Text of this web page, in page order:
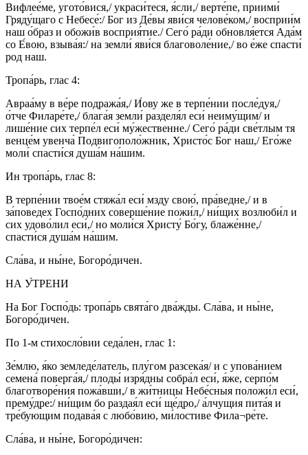
Вифлее́ме, угото́вися,/ украси́теся, я́сли,/ верте́пе, приими́
Гряду́щаго с Небесе́:/ Бог из Де́вы яви́ся челове́ком,/ восприи́м
наш о́браз и обожи́в восприя́тие./ Сего́ ра́ди обновля́ется Ада́м
со Е́вою, взыва́я:/ на земли́ яви́ся благоволе́ние,/ во е́же спасти́
род наш.
Тропа́рь, глас 4:
Авраа́му в ве́ре подража́я,/ И́ову же в терпе́нии после́дуя,/
о́тче Филаре́те,/ блага́я земли́ разделя́л еси́ неиму́щим/ и
лише́ние сих терпе́л еси́ му́жественне./ Сего́ ра́ди све́тлым тя
венце́м увенча́ Подвигополо́жник, Христо́с Бог наш,/ Его́же
моли́ спасти́ся душа́м на́шим.
Ин тропа́рь, глас 8:
В терпе́нии твое́м стяжа́л еси́ мзду свою́, пра́ведне,/ и в
за́поведех Госпо́дних соверше́ние пожи́л,/ ни́щих возлюби́л и
сих удово́лил еси́,/ но моли́ся Христу́ Бо́гу, блаже́нне,/
спасти́ся душа́м на́шим.
Сла́ва, и ны́не, Богоро́дичен.
НА У́ТРЕНИ
На Бог Госпо́дь: тропа́рь свята́го два́жды. Сла́ва, и ны́не,
Богоро́дичен.
По 1-м стихосло́вии седа́лен, глас 1:
Зе́млю, я́ко земледе́латель, плу́гом разсека́я/ и с упова́нием
семена́ поверга́я,/ плоды́ изря́дны собра́л еси́, я́же, серпо́м
благотворе́ния пожа́вши,/ в жи́тницы Небе́сныя положи́л еси́,
прему́дре:/ ни́щим бо раздая́л еси́ ще́дро,/ а́лчущия пита́я и
тре́бующим подава́я с любо́вию, ми́лостиве Фила¬ре́те.
Сла́ва, и ны́не, Богоро́дичен: